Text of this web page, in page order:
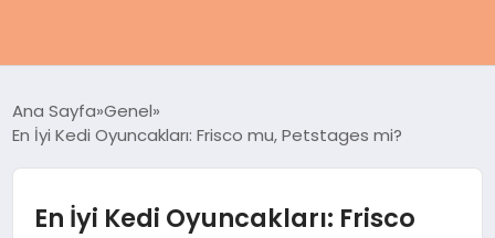
KADIN
SAĞLIK
Ana Sayfa Genel
En İyi Kedi Oyuncakları: Frisco mu, Petstages mi?
En İyi Kedi Oyuncakları: Frisco